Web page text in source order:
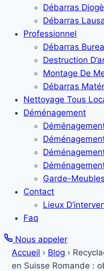
Débarras
Débarras
Professionnel
Débarras
Destruction
Montage De
Débarras
Nettoyage Tous
Déménagement
Garde-
Contact
Lieux
Faq
Nous appeler
Accueil › Blog ›
en Suisse Romande :